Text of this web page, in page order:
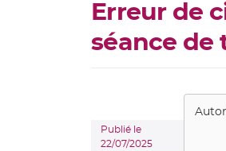
Erreur de
séance de
Publié le
22/07/2025